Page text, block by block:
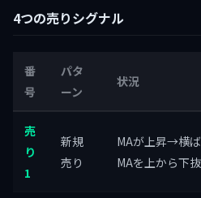
4つの売りシグナル
番
号
パタ
ーン
状況
売
り
1
新規
売り
MAが上昇→横
MAを上から下